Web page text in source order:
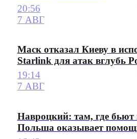
20:56
7 АВГ
Маск отказал Киеву в
Starlink для атак вглубь
19:14
7 АВГ
Навроцкий: там, где бьют
Польша оказывает